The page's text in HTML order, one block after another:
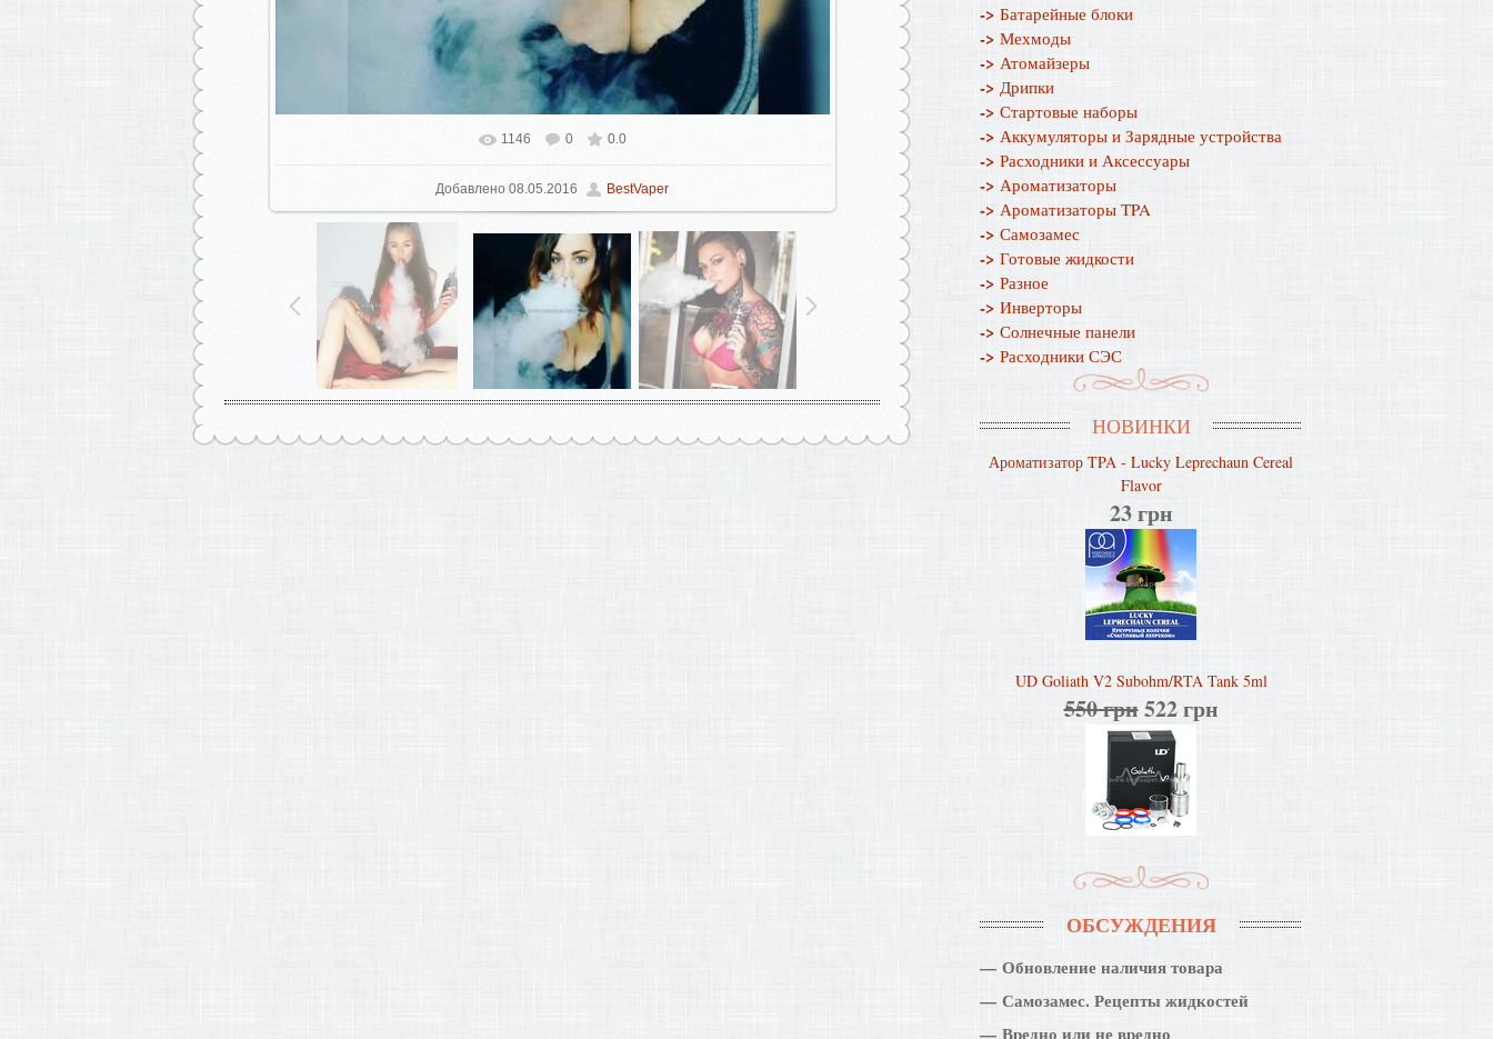
В реальном размере 1098x1080
1146 0 0.0
Добавлено 08.05.2016 BestVaper
-> Батарейные блоки
-> Мехмоды
-> Атомайзеры
-> Дрипки
-> Стартовые наборы
-> Аккумуляторы и Зарядные устройства
-> Расходники и Аксессуары
-> Ароматизаторы
-> Ароматизаторы TPA
-> Самозамес
-> Готовые жидкости
-> Разное
-> Инверторы
-> Солнечные панели
-> Расходники СЭС
НОВИНКИ
Ароматизатор TPA - Lucky Leprechaun Cereal
Flavor
23 грн
UD Goliath V2 Subohm/RTA Tank 5ml
550 грн522 грн
ОБСУЖДЕНИЯ
Обновление наличия товара
Самозамес. Рецепты жидкостей
Вредно или не вредно